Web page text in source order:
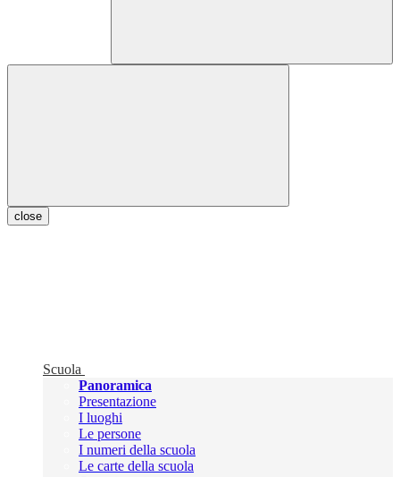
close
Scuola
Panoramica
Presentazione
I luoghi
Le persone
I numeri della scuola
Le carte della scuola